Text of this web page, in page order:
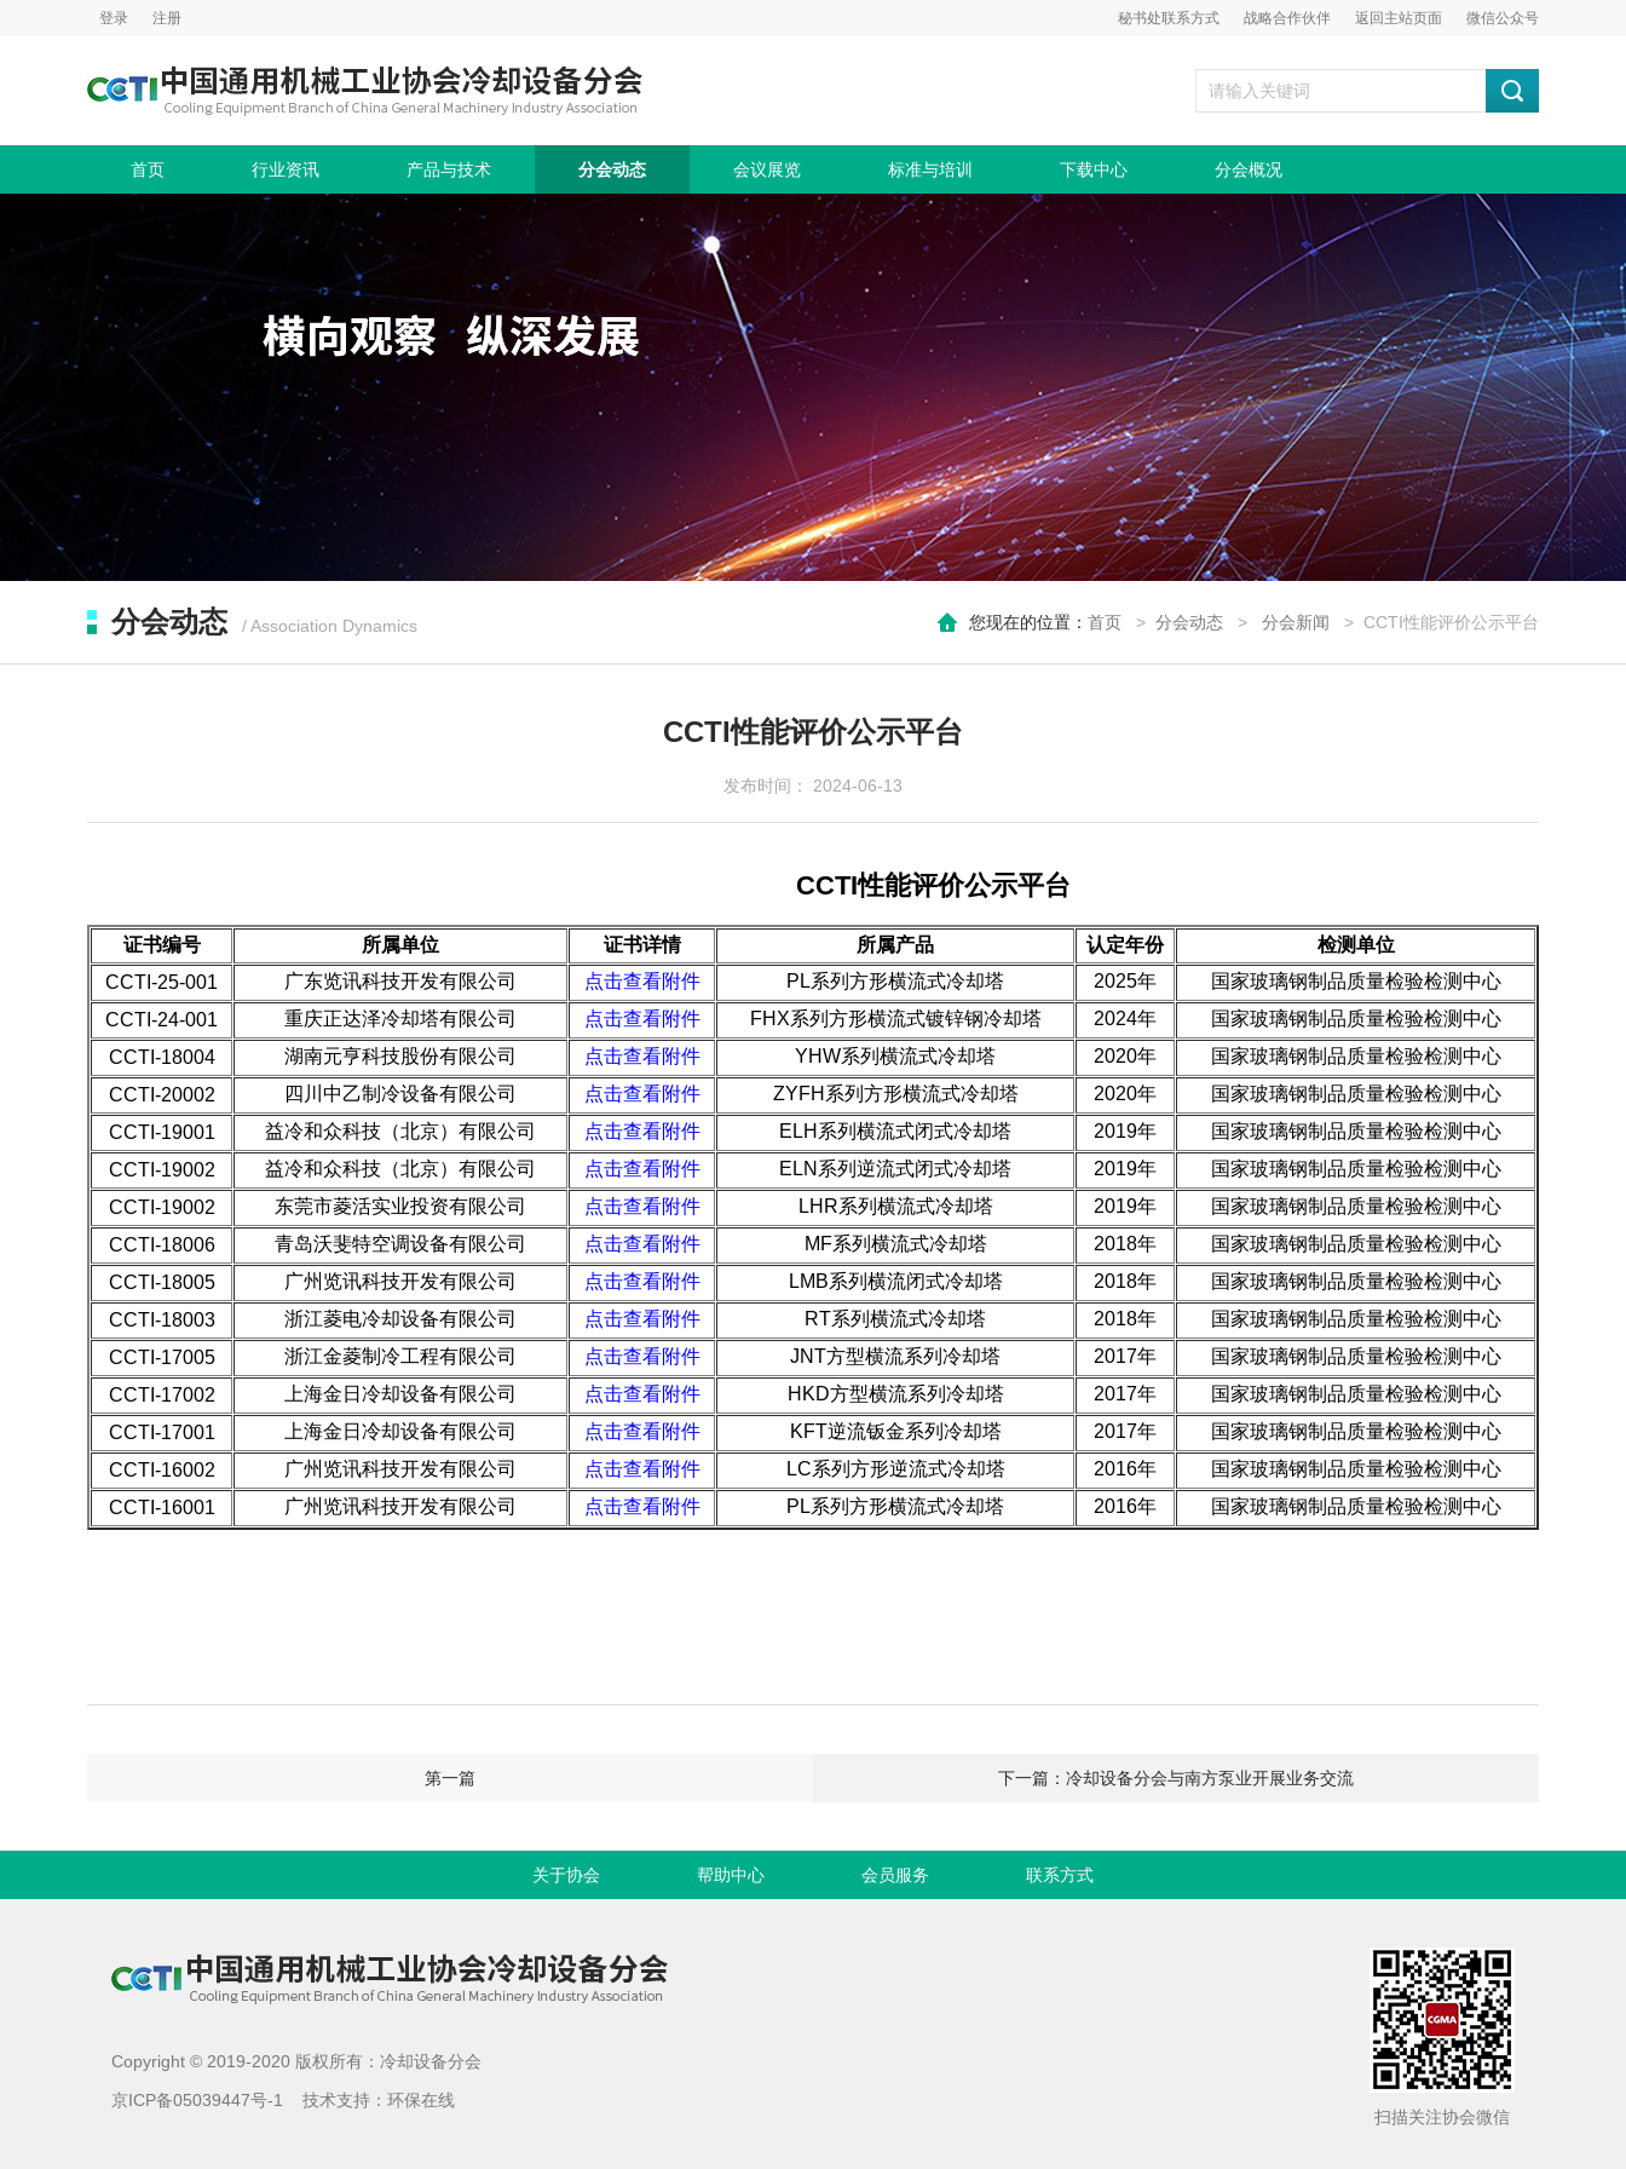
登录 注册 微信公众号
秘书处联系方式 战略合作伙伴 返回主站页面
首页 行业资讯 产品与技术 分会动态 会议展览 标准与培训 下载中心 分会概况
分会动态 / Association Dynamics 您现在的位置： 首页 > 分会动态 > 分会新闻 > CCTI性能评价公示平台
CCTI性能评价公示平台
发布时间： 2024-06-13
CCTI性能评价公示平台
证书编号 所属单位 证书详情 所属产品 认定年份
检测单位
CCTI-25-001
广东览讯科技开发有限公司 点击查看附件 PL系列方形横流式冷却塔 2025年
国家玻璃钢制品质量检验检测中心
CCTI-24-001
重庆正达泽冷却塔有限公司 点击查看附件 FHX系列方形横流式镀锌钢冷却塔 2024年
国家玻璃钢制品质量检验检测中心
CCTI-18004
湖南元亨科技股份有限公司 点击查看附件 YHW系列横流式冷却塔 2020年
国家玻璃钢制品质量检验检测中心
CCTI-20002
四川中乙制冷设备有限公司 点击查看附件 ZYFH系列方形横流式冷却塔 2020年
国家玻璃钢制品质量检验检测中心
CCTI-19001
益冷和众科技（北京）有限公司 点击查看附件 ELH系列横流式闭式冷却塔 2019年
国家玻璃钢制品质量检验检测中心
CCTI-19002
益冷和众科技（北京）有限公司 点击查看附件 ELN系列逆流式闭式冷却塔 2019年
国家玻璃钢制品质量检验检测中心
CCTI-19002
东莞市菱活实业投资有限公司 点击查看附件 LHR系列横流式冷却塔 2019年
国家玻璃钢制品质量检验检测中心
CCTI-18006
青岛沃斐特空调设备有限公司 点击查看附件 MF系列横流式冷却塔 2018年
国家玻璃钢制品质量检验检测中心
CCTI-18005
广州览讯科技开发有限公司 点击查看附件 LMB系列横流闭式冷却塔 2018年
国家玻璃钢制品质量检验检测中心
CCTI-18003
浙江菱电冷却设备有限公司 点击查看附件 RT系列横流式冷却塔 2018年
国家玻璃钢制品质量检验检测中心
CCTI-17005
浙江金菱制冷工程有限公司 点击查看附件 JNT方型横流系列冷却塔 2017年
国家玻璃钢制品质量检验检测中心
CCTI-17002
上海金日冷却设备有限公司 点击查看附件 HKD方型横流系列冷却塔 2017年
国家玻璃钢制品质量检验检测中心
CCTI-17001
上海金日冷却设备有限公司 点击查看附件 KFT逆流钣金系列冷却塔 2017年
国家玻璃钢制品质量检验检测中心
CCTI-16002
广州览讯科技开发有限公司 点击查看附件 LC系列方形逆流式冷却塔 2016年
国家玻璃钢制品质量检验检测中心
CCTI-16001
广州览讯科技开发有限公司 点击查看附件 PL系列方形横流式冷却塔 2016年 国家玻璃钢制品质量检验检测中心
第一篇 下一篇：冷却设备分会与南方泵业开展业务交流
关于协会 帮助中心 会员服务 联系方式
Copyright © 2019-2020 版权所有：冷却设备分会
京ICP备05039447号-1
技术支持： 环保在线
扫描关注协会微信